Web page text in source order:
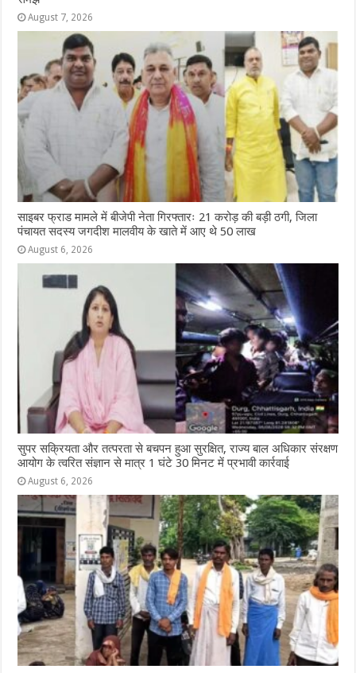
August 7, 2026
साइबर फ्राड मामले में बीजेपी नेता गिरफ्तारः 21 करोड़ की बड़ी ठगी, जिला
पंचायत सदस्य जगदीश मालवीय के खाते में आए थे 50 लाख
August 6, 2026
सुपर सक्रियता और तत्परता से बचपन हुआ सुरक्षित, राज्य बाल अधिकार संरक्षण
आयोग के त्वरित संज्ञान से मात्र 1 घंटे 30 मिनट में प्रभावी कार्रवाई
August 6, 2026